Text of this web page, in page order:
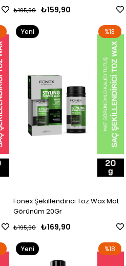
₺159,90
₺195,90
Fonex Şekillendirici Toz Wax Mat
Görünüm 20Gr
₺169,90
₺195,90
%13
Yeni
%18
Yeni